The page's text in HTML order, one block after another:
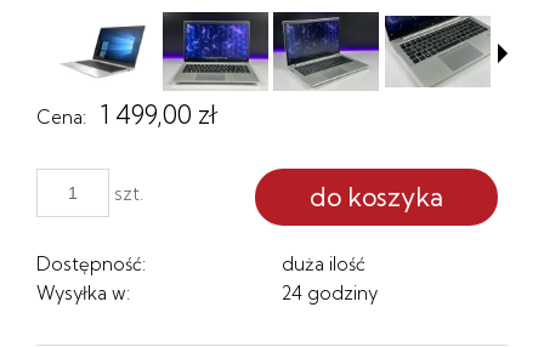
Cena: 1 499,00 zł
szt. do koszyka
Dostępność:
duża ilość
Wysyłka w:
24 godziny